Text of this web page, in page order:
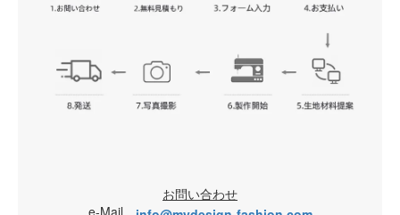
お問い合わせ